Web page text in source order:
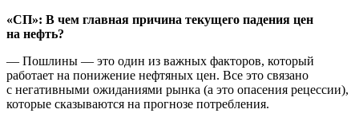
«СП»: В чем главная причина текущего падения цен
на нефть?
— Пошлины — это один из важных факторов, который
работает на понижение нефтяных цен. Все это связано
с негативными ожиданиями рынка (а это опасения рецессии),
которые сказываются на прогнозе потребления.